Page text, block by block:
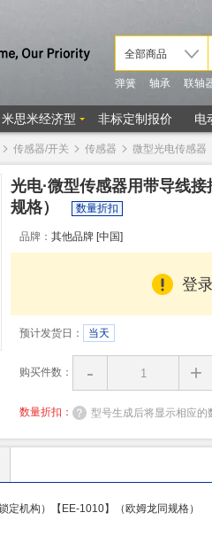
传感器/开关 传感器 微型光电传感器
光电·微型传感器用带导线
规格）
数量折扣
品牌： 其他品牌 [中国]
登
预计发货日： 当天
购买件数： - +
数量折扣： 型号生成后将显示相应的
定机构）【EE-1010】（欧姆龙同规格）